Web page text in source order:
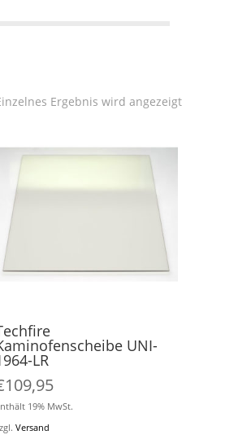
Ergebnis wird angezeigt
UNI-
LR
109,95
19% MwSt.
Versand